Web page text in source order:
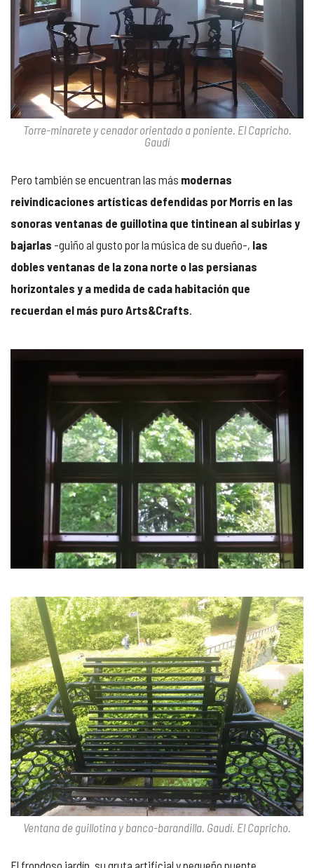
Torre-minarete y cenador orientado a poniente. El Capricho.
Gaudí
Pero también se encuentran las más modernas
reivindicaciones artísticas defendidas por Morris en las
sonoras ventanas de guillotina que tintinean al subirlas y
bajarlas -guiño al gusto por la música de su dueño-, las
dobles ventanas de la zona norte o las persianas
horizontales y a medida de cada habitación que
recuerdan el más puro Arts&Crafts
Ventana de guillotina y banco-barandilla. Gaudí. El Capricho.